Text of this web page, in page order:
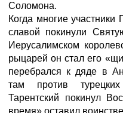
Соломона.
Когда многие участники
славой покинули
Иерусалимском
рыцарей он стал его
перебрался к дяде в
там против
Тарентский покинул
время» оставил